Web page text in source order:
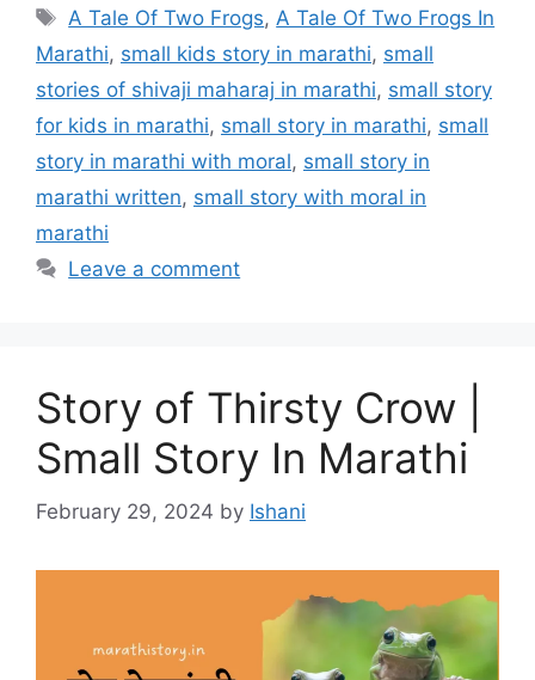
Tags
A Tale Of Two Frogs,A Tale Of Two Frogs In
Marathi, small kids story in marathi, small
stories of shivaji maharaj in marathi, small story
for kids in marathi, small story in marathi, small
story in marathi with moral, small story in
marathi written, small story with moral in
marathi
Leave a comment
Story of Thirsty Crow |
Small Story In Marathi
February 29, 2024 by Ishani